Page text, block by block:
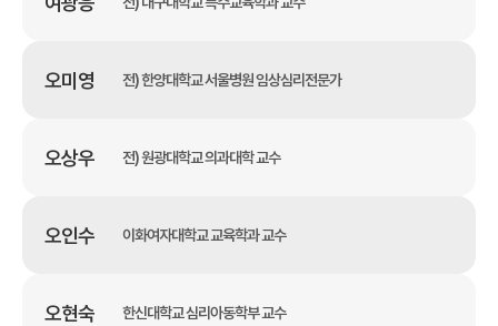
오미영 전) 한양대학교 서울병원 임상심리전문가
오상우 전) 원광대학교 의과대학 교수
오인수 이화여자대학교 교육학과 교수
오현숙 한신대학교 심리아동학부 교수